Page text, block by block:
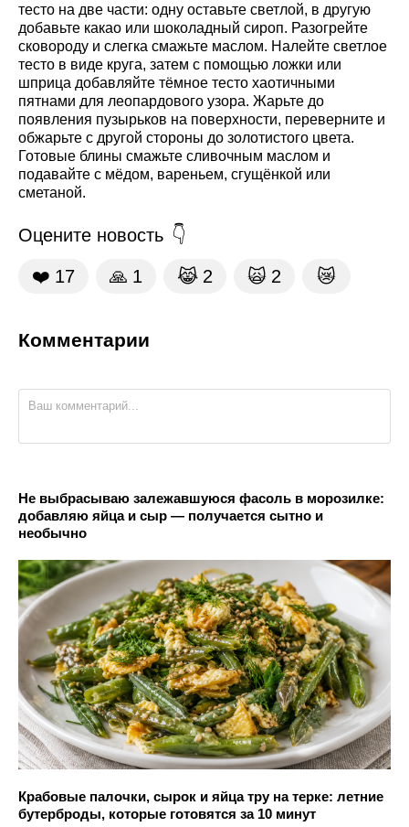
тесто на две части: одну оставьте светлой, в другую
добавьте какао или шоколадный сироп. Разогрейте
сковороду и слегка смажьте маслом. Налейте светлое
тесто в виде круга, затем с помощью ложки или
шприца добавляйте тёмное тесто хаотичными
пятнами для леопардового узора. Жарьте до
появления пузырьков на поверхности, переверните и
обжарьте с другой стороны до золотистого цвета.
Готовые блины смажьте сливочным маслом и
подавайте с мёдом, вареньем, сгущёнкой или
сметаной.
Оцените новость
❤️ 17 🙏 1 😹 2 🙀 2 😿
Комментарии
Не выбрасываю залежавшуюся фасоль в морозилке:
добавляю яйца и сыр — получается сытно и
необычно
Крабовые палочки, сырок и яйца тру на терке: летние
бутерброды, которые готовятся за 10 минут